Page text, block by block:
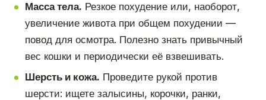
Масса тела. Резкое похудение или, наоборот,
увеличение живота при общем похудении —
повод для осмотра. Полезно знать привычный
вес кошки и периодически её взвешивать.
Шерсть и кожа. Проведите рукой против
шерсти: ищете залысины, корочки, ранки,